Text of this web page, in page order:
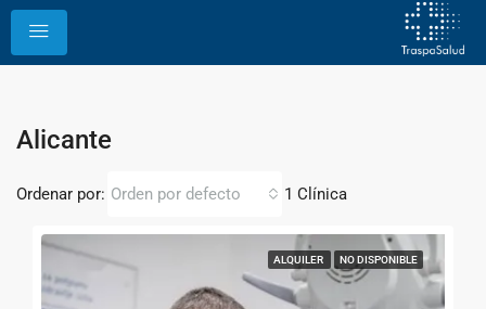
Alicante
1 Clínica
Ordenar por: Orden por defecto
ALQUILER NO DISPONIBLE